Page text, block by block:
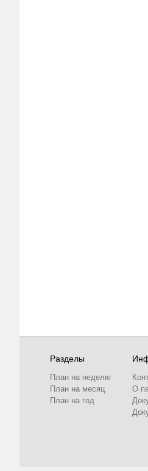
Разделы
План на неделю
План на месяц
План на год
О